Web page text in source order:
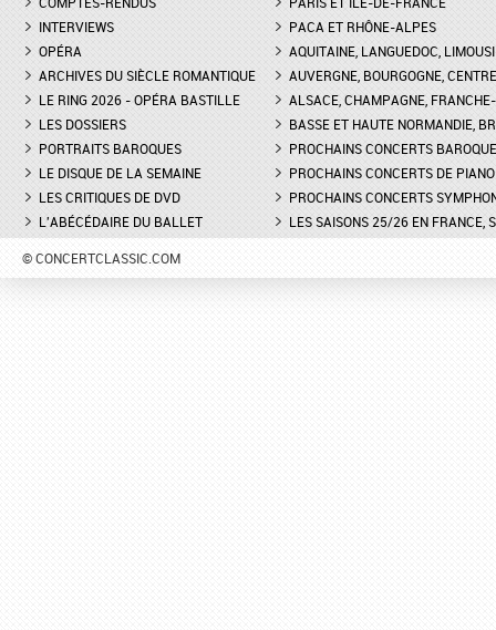
INTERVIEWS
OPÉRA
ARCHIVES DU SIÈCLE ROMANTIQUE
LE RING 2026 - OPÉRA BASTILLE
LES DOSSIERS
PORTRAITS BAROQUES
LE DISQUE DE LA SEMAINE
LES CRITIQUES DE DVD
L'ABÉCÉDAIRE DU BALLET
PACA ET RHÔNE-ALPES
AQUITAINE, LANGUEDOC,
AUVERGNE, BOURGOGNE, CENTRE
ALSACE, CHAMPAGNE,
BASSE ET HAUTE NORMANDIE,
PROCHAINS CONCERTS
PROCHAINS CONCERTS DE PIANO
PROCHAINS CONCERTS
LES SAISONS 25/26 EN FRANCE,
© CONCERTCLASSIC.COM